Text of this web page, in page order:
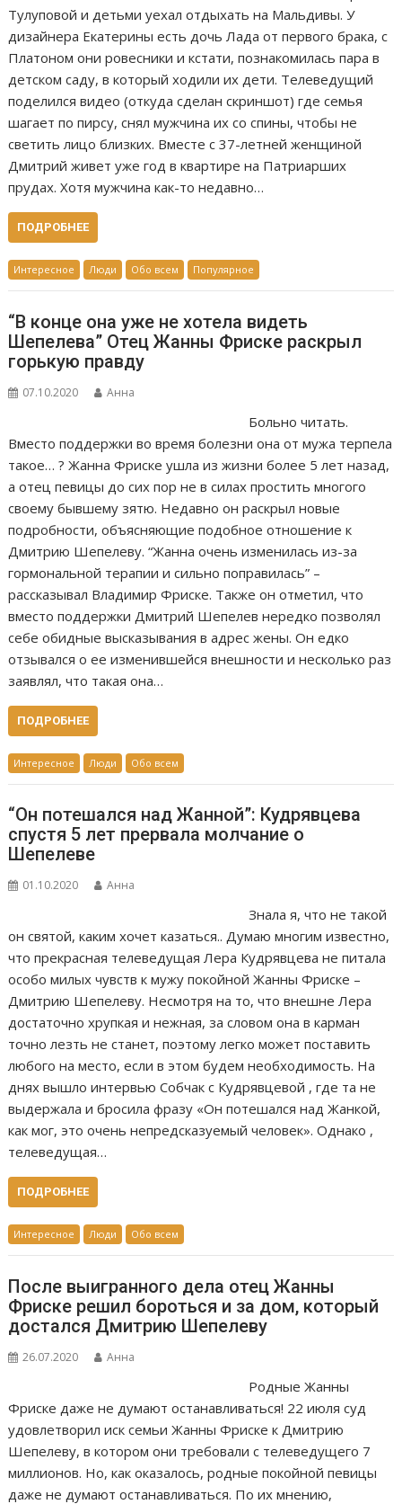
Тулуповой и детьми уехал отдыхать на Мальдивы. У
дизайнера Екатерины есть дочь Лада от первого брака, с
Платоном они ровесники и кстати, познакомилась пара в
детском саду, в который ходили их дети. Телеведущий
поделился видео (откуда сделан скриншот) где семья
шагает по пирсу, снял мужчина их со спины, чтобы не
светить лицо близких. Вместе с 37-летней женщиной
Дмитрий живет уже год в квартире на Патриарших
прудах. Хотя мужчина как-то недавно…
ПОДРОБНЕЕ
Интересное Люди Обо всем Популярное
“В конце она уже не хотела видеть
Шепелева” Отец Жанны Фриске раскрыл
горькую правду
07.10.2020 Анна
Больно читать.
Вместо поддержки во время болезни она от мужа терпела
такое… ? Жанна Фриске ушла из жизни более 5 лет назад,
а отец певицы до сих пор не в силах простить многого
своему бывшему зятю. Недавно он раскрыл новые
подробности, объясняющие подобное отношение к
Дмитрию Шепелеву. “Жанна очень изменилась из-за
гормональной терапии и сильно поправилась” –
рассказывал Владимир Фриске. Также он отметил, что
вместо поддержки Дмитрий Шепелев нередко позволял
себе обидные высказывания в адрес жены. Он едко
отзывался о ее изменившейся внешности и несколько раз
заявлял, что такая она…
ПОДРОБНЕЕ
Интересное Люди Обо всем
“Он потешался над Жанной”: Кудрявцева
спустя 5 лет прервала молчание о
Шепелеве
01.10.2020 Анна
Знала я, что не такой
он святой, каким хочет казаться.. Думаю многим известно,
что прекрасная телеведущая Лера Кудрявцева не питала
особо милых чувств к мужу покойной Жанны Фриске –
Дмитрию Шепелеву. Несмотря на то, что внешне Лера
достаточно хрупкая и нежная, за словом она в карман
точно лезть не станет, поэтому легко может поставить
любого на место, если в этом будем необходимость. На
днях вышло интервью Собчак с Кудрявцевой , где та не
выдержала и бросила фразу «Он потешался над Жанкой,
как мог, это очень непредсказуемый человек». Однако ,
телеведущая…
ПОДРОБНЕЕ
Интересное Люди Обо всем
После выигранного дела отец Жанны
Фриске решил бороться и за дом, который
достался Дмитрию Шепелеву
26.07.2020 Анна
Родные Жанны
Фриске даже не думают останавливаться! 22 июля суд
удовлетворил иск семьи Жанны Фриске к Дмитрию
Шепелеву, в котором они требовали с телеведущего 7
миллионов. Но, как оказалось, родные покойной певицы
даже не думают останавливаться. По их мнению,